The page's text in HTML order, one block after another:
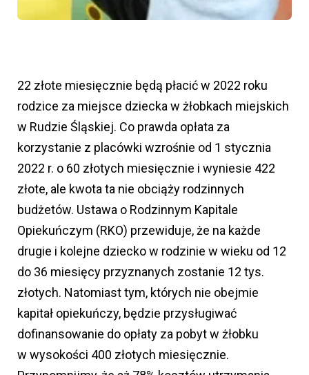
22 złote miesięcznie będą płacić w 2022 roku
rodzice za miejsce dziecka w żłobkach miejskich
w Rudzie Śląskiej. Co prawda opłata za
korzystanie z placówki wzrośnie od 1 stycznia
2022 r. o 60 złotych miesięcznie i wyniesie 422
złote, ale kwota ta nie obciąży rodzinnych
budżetów. Ustawa o Rodzinnym Kapitale
Opiekuńczym (RKO) przewiduje, że na każde
drugie i kolejne dziecko w rodzinie w wieku od 12
do 36 miesięcy przyznanych zostanie 12 tys.
złotych. Natomiast tym, których nie obejmie
kapitał opiekuńczy, będzie przysługiwać
dofinansowanie do opłaty za pobyt w żłobku
w wysokości 400 złotych miesięcznie.